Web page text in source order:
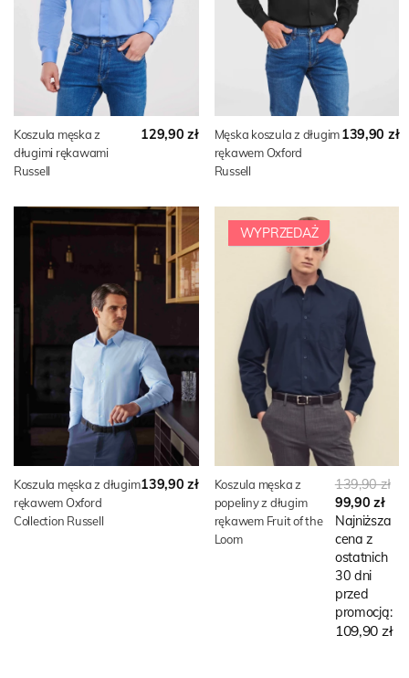
Koszula męska z
długimi rękawami
Russell
129,90 zł
Męska koszula z długim
rękawem Oxford
Russell
139,90 zł
Koszula męska z długim
rękawem Oxford
Collection Russell
139,90 zł
Koszula męska z
popeliny z długim
rękawem Fruit of the
Loom
WYPRZEDAŻ
139,90 zł
99,90 zł
Najniższa
cena z
ostatnich
30 dni
przed
promocją:
109,90 zł